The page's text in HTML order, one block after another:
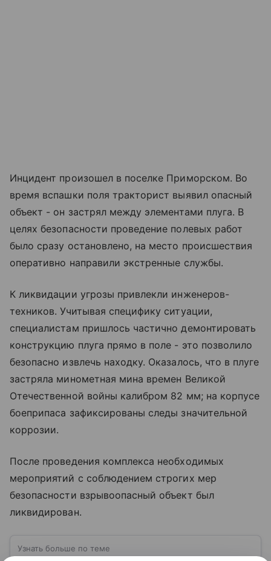
Инцидент произошел в поселке Приморском. Во
время вспашки поля тракторист выявил опасный
объект - он застрял между элементами плуга. В
целях безопасности проведение полевых работ
было сразу остановлено, на место происшествия
оперативно направили экстренные службы.
К ликвидации угрозы привлекли инженеров-
техников. Учитывая специфику ситуации,
специалистам пришлось частично демонтировать
конструкцию плуга прямо в поле - это позволило
безопасно извлечь находку. Оказалось, что в плуге
застряла минометная мина времен Великой
Отечественной войны калибром 82 мм; на корпусе
боеприпаса зафиксированы следы значительной
коррозии.
После проведения комплекса необходимых
мероприятий с соблюдением строгих мер
безопасности взрывоопасный объект был
ликвидирован.
Узнать больше по теме